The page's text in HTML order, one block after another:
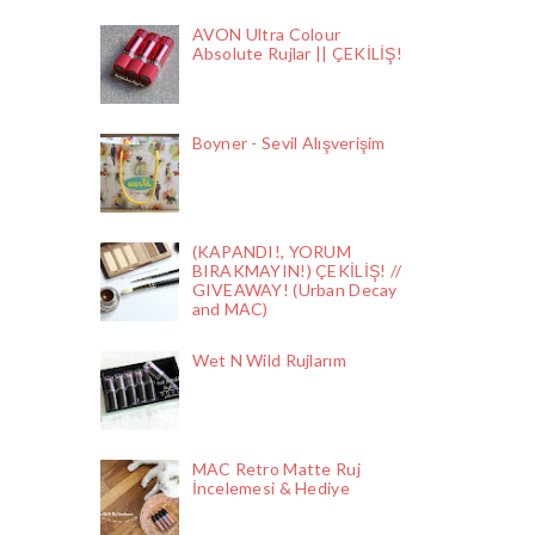
AVON Ultra Colour
Absolute Rujlar || ÇEKİLİŞ!
Boyner - Sevil Alışverişim
(KAPANDI!, YORUM
BIRAKMAYIN!) ÇEKİLİŞ! //
GIVEAWAY! (Urban Decay
and MAC)
Wet N Wild Rujlarım
MAC Retro Matte Ruj
İncelemesi & Hediye